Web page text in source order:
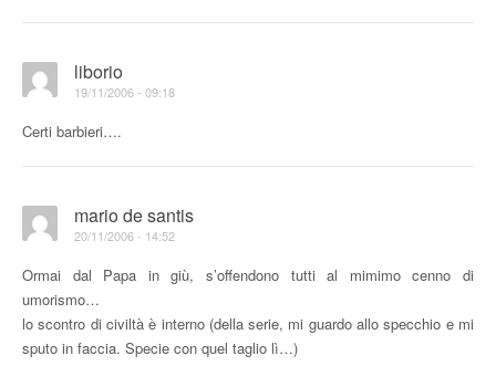
liborio
19/11/2006 - 09:18
Certi barbieri….
mario de santis
20/11/2006 - 14:52
Ormai dal Papa in giù, s’offendono tutti al mimimo cenno di
umorismo…
lo scontro di civiltà è interno (della serie, mi guardo allo specchio e mi
sputo in faccia. Specie con quel taglio lì…)